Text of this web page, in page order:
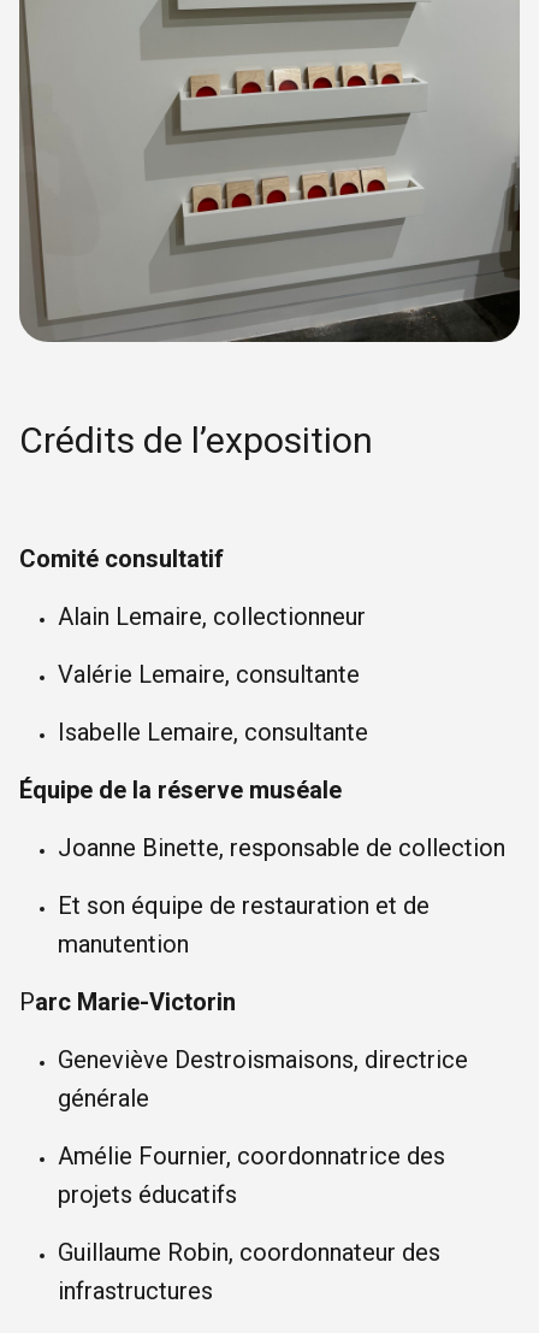
Crédits de l’exposition
Comité consultatif
Alain Lemaire, collectionneur
Valérie Lemaire, consultante
Isabelle Lemaire, consultante
Équipe de la réserve muséale
Joanne Binette, responsable de collection
Et son équipe de restauration et de
manutention
Parc Marie-Victorin
Geneviève Destroismaisons, directrice
générale
Amélie Fournier, coordonnatrice des
projets éducatifs
Guillaume Robin, coordonnateur des
infrastructures